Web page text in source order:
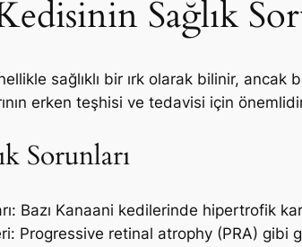
Sağlık
sağlıklı bir ırk olarak bilinir, ancak
erken teşhisi ve tedavisi için
Sorunları
Bazı Kanaani kedilerinde hipertrofik
Progressive retinal atrophy (PRA) gibi